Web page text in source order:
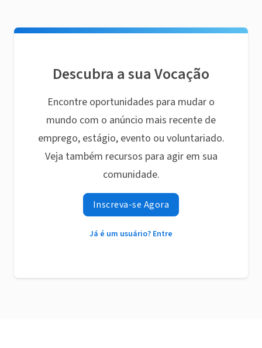
Descubra a sua Vocação
Encontre oportunidades para mudar o
mundo com o anúncio mais recente de
emprego, estágio, evento ou voluntariado.
Veja também recursos para agir em sua
comunidade.
Inscreva-se Agora
Já é um usuário? Entre